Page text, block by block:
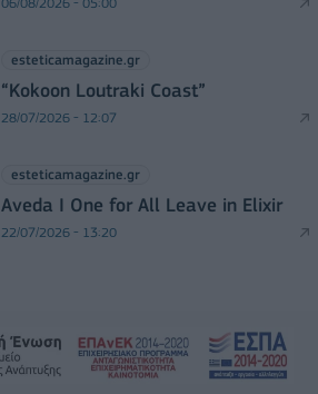
esteticamagazine.gr
“Kokoon Loutraki Coast”
28/07/2026 - 12:07
esteticamagazine.gr
Aveda I One for All Leave in Elixir
22/07/2026 - 13:20